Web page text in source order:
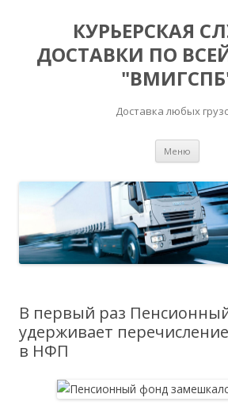
КУРЬЕРСКАЯ
ДОСТАВКИ ПО
Доставка любых
Меню
В первый раз
удерживает
в НФП